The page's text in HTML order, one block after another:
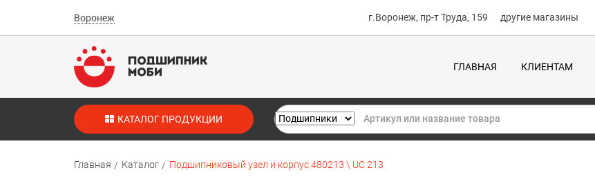
Воронеж г.Воронеж, пр-т Труда, 159 другие магазины
ГЛАВНАЯ КЛИЕНТАМ
КАТАЛОГ ПРОДУКЦИИ
Главная Каталог Подшипниковый узел и корпус 480213 \ UC 213